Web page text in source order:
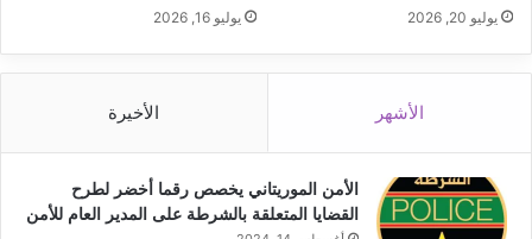
يوليو 20, 2026 يوليو 16, 2026
الأشهر الأخيرة
الأمن الموريتاني يخصص رقما أخضر لطرح
القضايا المتعلقة بالشرطة على المدير العام للأمن